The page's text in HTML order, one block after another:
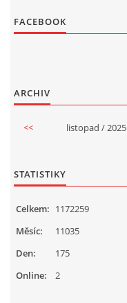
FACEBOOK
ARCHIV
<< listopad / 2025
STATISTIKY
Online: 2
Celkem: 1172259
Měsíc:
11035
Den:
175